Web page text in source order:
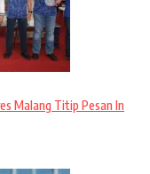
Malang Titip Pesan In